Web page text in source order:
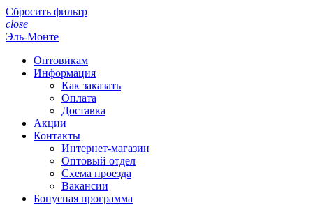
Сбросить фильтр
close
Эль-Монте
Оптовикам
Информация
Как заказать
Оплата
Доставка
Акции
Контакты
Интернет-магазин
Оптовый отдел
Схема проезда
Вакансии
Бонусная программа